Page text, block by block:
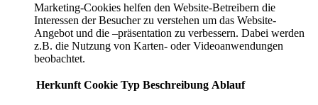
Marketing-Cookies helfen den Website-Betreibern die
Interessen der Besucher zu verstehen um das Website-
Angebot und die –präsentation zu verbessern. Dabei werden
z.B. die Nutzung von Karten- oder Videoanwendungen
beobachtet.
Herkunft Cookie Typ Beschreibung Ablauf